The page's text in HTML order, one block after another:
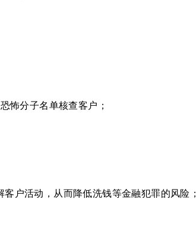
怖分子名单核查客户；
户活动，从而降低洗钱等金融犯罪的风险；